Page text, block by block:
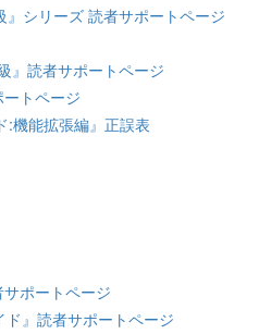
』シリーズ 読者サポートページ
』読者サポートページ
ートページ
:機能拡張編』正誤表
サポートページ
ド』読者サポートページ